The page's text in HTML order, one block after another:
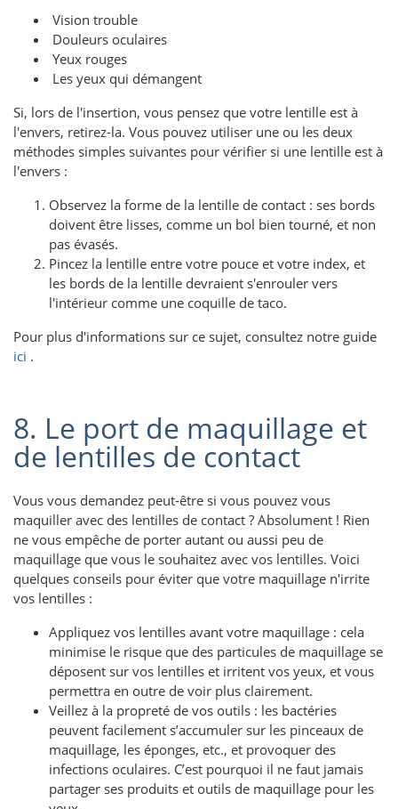
Vision trouble
Douleurs oculaires
Yeux rouges
Les yeux qui démangent
Si, lors de l'insertion, vous pensez que votre lentille est à
l'envers, retirez-la. Vous pouvez utiliser une ou les deux
méthodes simples suivantes pour vérifier si une lentille est à
l'envers :
Observez la forme de la lentille de contact : ses bords
doivent être lisses, comme un bol bien tourné, et non
pas évasés.
Pincez la lentille entre votre pouce et votre index, et
les bords de la lentille devraient s'enrouler vers
l'intérieur comme une coquille de taco.
Pour plus d'informations sur ce sujet, consultez notre guide
ici .
8. Le port de maquillage et
de lentilles de contact
Vous vous demandez peut-être si vous pouvez vous
maquiller avec des lentilles de contact ? Absolument ! Rien
ne vous empêche de porter autant ou aussi peu de
maquillage que vous le souhaitez avec vos lentilles. Voici
quelques conseils pour éviter que votre maquillage n'irrite
vos lentilles :
Appliquez vos lentilles avant votre maquillage : cela
minimise le risque que des particules de maquillage se
déposent sur vos lentilles et irritent vos yeux, et vous
permettra en outre de voir plus clairement.
Veillez à la propreté de vos outils : les bactéries
peuvent facilement s’accumuler sur les pinceaux de
maquillage, les éponges, etc., et provoquer des
infections oculaires. C’est pourquoi il ne faut jamais
partager ses produits et outils de maquillage pour les